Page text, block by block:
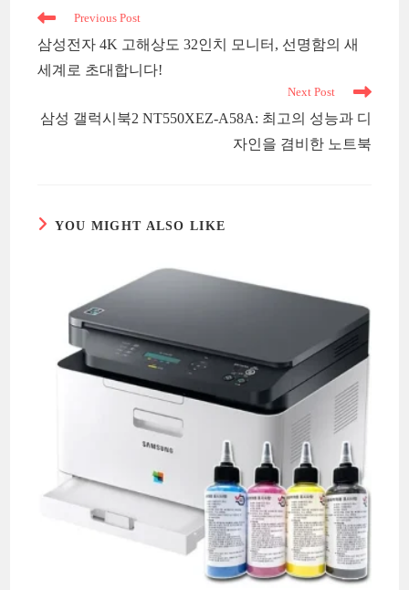
Read
articles
Previous Post
삼성전자 4K 고해상도 32인치 모니터, 선명함의 새
세계로 초대합니다!
Next Post
삼성 갤럭시북2 NT550XEZ-A58A: 최고의 성능과 디
자인을 겸비한 노트북
YOU MIGHT ALSO LIKE